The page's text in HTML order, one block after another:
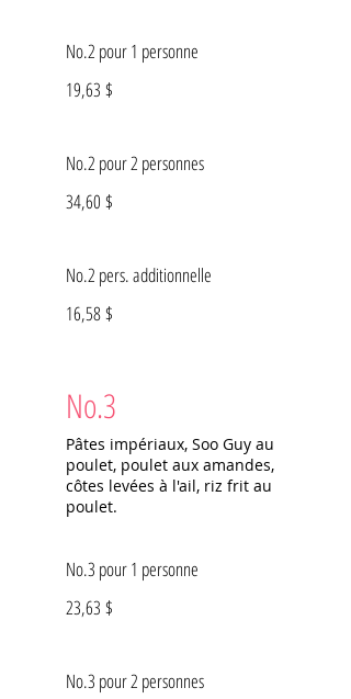
No.2 pour 1 personne
19,63 $
No.2 pour 2 personnes
34,60 $
No.2 pers. additionnelle
16,58 $
No.3
Pâtes impériaux, Soo Guy au
poulet, poulet aux amandes,
côtes levées à l'ail, riz frit au
poulet.
No.3 pour 1 personne
23,63 $
No.3 pour 2 personnes